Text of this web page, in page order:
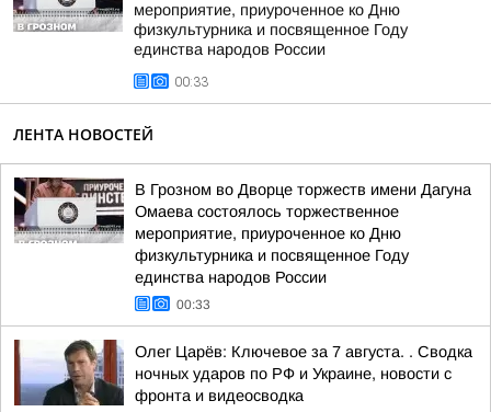
мероприятие, приуроченное ко Дню
физкультурника и посвященное Году
единства народов России
00:33
ЛЕНТА НОВОСТЕЙ
В Грозном во Дворце торжеств имени Дагуна
Омаева состоялось торжественное
мероприятие, приуроченное ко Дню
физкультурника и посвященное Году
единства народов России
00:33
Олег Царёв: Ключевое за 7 августа. . Сводка
ночных ударов по РФ и Украине, новости с
фронта и видеосводка